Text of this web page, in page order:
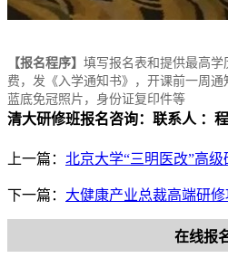
【报名程序】 填写报名表和提供最高学
费，发《入学通知书》，开课前一周
蓝底免冠照片，身份证复印件等
清大研修班报名咨询：联系人 ：
上一篇： 北京大学“三明医改”高级
下一篇： 大健康产业总裁高端研修
在线报